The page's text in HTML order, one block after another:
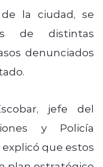
la ciudad, se
de distintas
denunciados
jefe del
y Policía
que estos